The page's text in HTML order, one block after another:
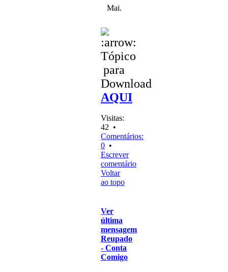
Mai.
Tópico
para
Download
AQUI
Visitas:
42 •
Comentários:
0 •
Escrever
comentário
Voltar
ao topo
Ver
última
mensagem
Reupado
- Conta
Comigo